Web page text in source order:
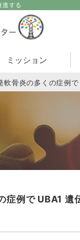
進する
ミッション
軟⾻炎の多くの症例
症例で UBA1 遺